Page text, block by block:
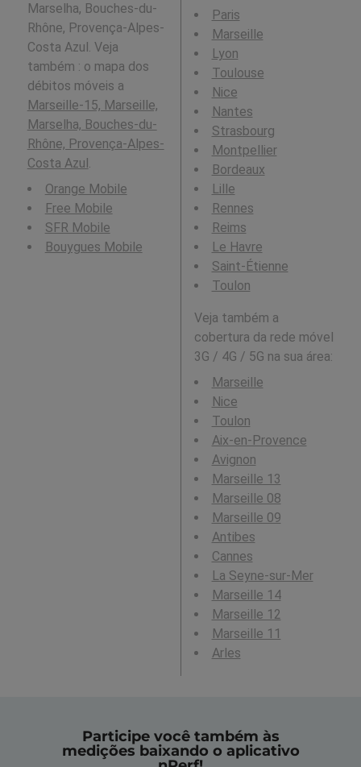
Marselha, Bouches-du-
Rhône, Provença-Alpes-
Costa Azul. Veja
também : o mapa dos
débitos móveis a
Marseille-15, Marseille,
Marselha, Bouches-du-
Rhône, Provença-Alpes-
Costa Azul .
Orange Mobile
Free Mobile
SFR Mobile
Bouygues Mobile
Paris
Marseille
Lyon
Toulouse
Nice
Nantes
Strasbourg
Montpellier
Bordeaux
Lille
Rennes
Reims
Le Havre
Saint-Étienne
Toulon
Veja também a
cobertura da rede móvel
3G / 4G / 5G na sua área:
Marseille
Nice
Toulon
Aix-en-Provence
Avignon
Marseille 13
Marseille 08
Marseille 09
Antibes
Cannes
La Seyne-sur-Mer
Marseille 14
Marseille 12
Marseille 11
Arles
Participe você também às
medições baixando o aplicativo